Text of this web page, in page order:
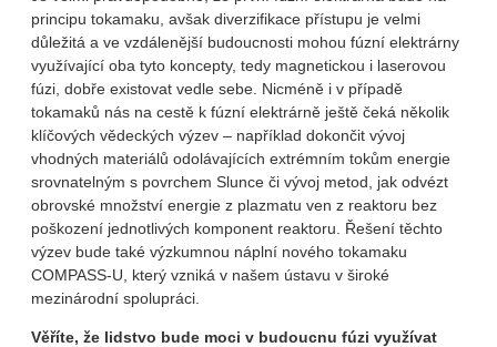
principu tokamaku, avšak diverzifikace přístupu je velmi
důležitá a ve vzdálenější budoucnosti mohou fúzní elektrárny
využívající oba tyto koncepty, tedy magnetickou i laserovou
fúzi, dobře existovat vedle sebe. Nicméně i v případě
tokamaků nás na cestě k fúzní elektrárně ještě čeká několik
klíčových vědeckých výzev – například dokončit vývoj
vhodných materiálů odolávajících extrémním tokům energie
srovnatelným s povrchem Slunce či vývoj metod, jak odvézt
obrovské množství energie z plazmatu ven z reaktoru bez
poškození jednotlivých komponent reaktoru. Řešení těchto
výzev bude také výzkumnou náplní nového tokamaku
COMPASS-U, který vzniká v našem ústavu v široké
mezinárodní spolupráci.
Věříte, že lidstvo bude moci v budoucnu fúzi využívat